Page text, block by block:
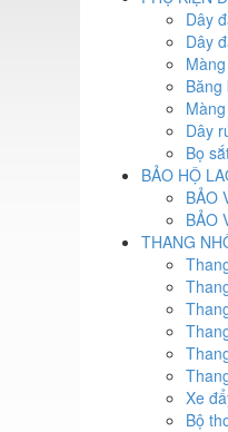
Dây
Dây
Băng
Dây
Bọ
BẢO HỘ
BẢO
BẢO
THANG
Xe
Bộ